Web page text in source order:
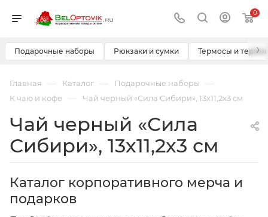
0
Подарочные наборы Рюкзаки и сумки Термосы и ›
Главная — Каталог — Подарочные наборы —
К чаю и кофе — Чай черный «Сила Сибири», 13x11,2x3 см
Чай черный «Сила
Сибири», 13x11,2x3 см
Каталог корпоративного мерча и
подарков